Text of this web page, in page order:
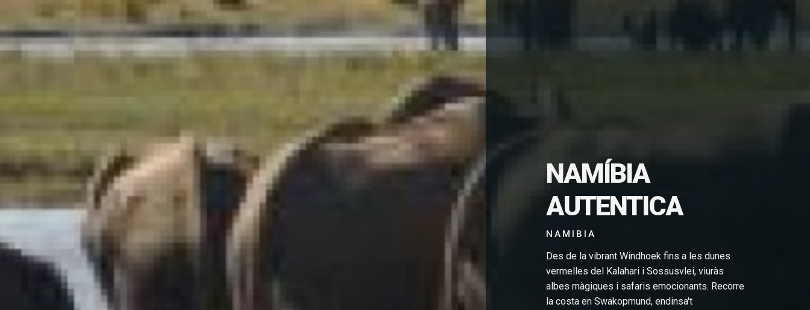
NAMÍBIA
AUTENTICA
NAMIBIA
Des de la vibrant Windhoek fins a les dunes
vermelles del Kalahari i Sossusvlei, viuràs
albes màgiques i safaris emocionants. Recorre
la costa en Swakopmund, endinsa't
SUBSCRIU-TE PER DESCARREGAR AQUEST VIATGE EN